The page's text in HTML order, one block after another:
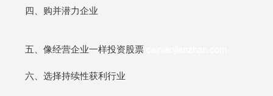
四、购并潜力企业
五、像经营企业一样投资股票
六、选择持续性获利行业